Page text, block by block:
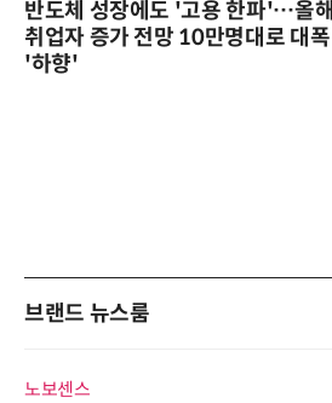
반도체 성장에도 '고용 한파'…올해
취업자 증가 전망 10만명대로 대폭
'하향'
브랜드 뉴스룸
노보센스